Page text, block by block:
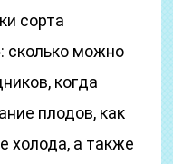
сорта
сколько можно
когда
плодов, как
холода, а также